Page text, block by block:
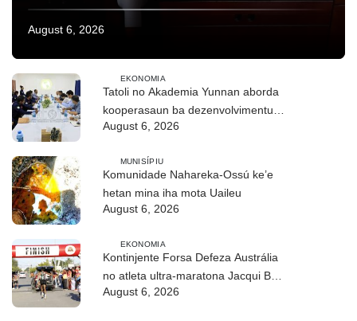
August 6, 2026
EKONOMIA
Tatoli no Akademia Yunnan aborda
kooperasaun ba dezenvolvimentu
no troka informasaun
August 6, 2026
MUNISÍPIU
Komunidade Nahareka-Ossú ke’e
hetan mina iha mota Uaileu
August 6, 2026
EKONOMIA
Kontinjente Forsa Defeza Austrália
no atleta ultra-maratona Jacqui Bell
partisipa DIM 2026
August 6, 2026